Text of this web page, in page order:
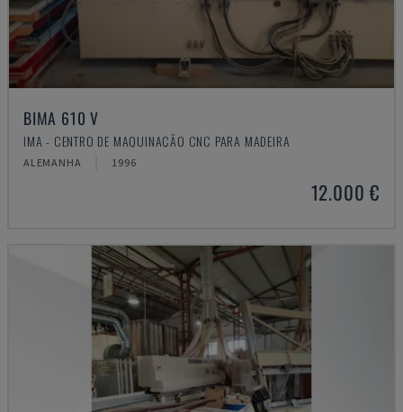
BIMA 610 V
IMA - CENTRO DE MAQUINAÇÃO CNC PARA MADEIRA
ALEMANHA 1996
12.000 €